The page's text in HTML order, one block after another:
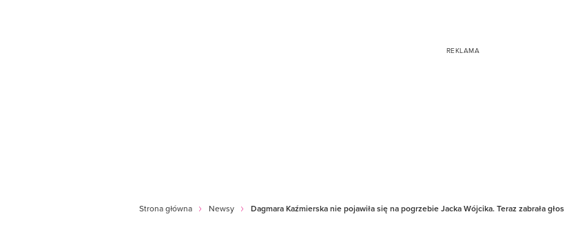
Strona główna Newsy Dagmara Kaźmierska nie pojawiła się na pogrzebie Jacka Wójcika. Teraz zabrała głos